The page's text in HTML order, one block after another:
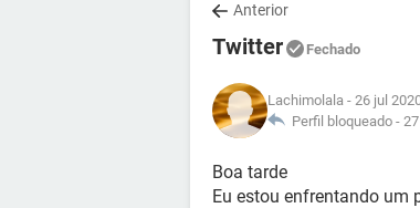
Anterior
Twitter Fechado
Lachimolala - 26 jul
Perfil bloqueado -
Boa tarde
Eu estou enfrentando um